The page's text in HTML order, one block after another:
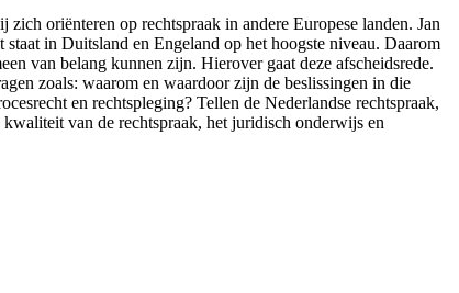
oriënteren op rechtspraak in andere Europese landen. Jan
in Duitsland en Engeland op het hoogste niveau. Daarom
van belang kunnen zijn. Hierover gaat deze afscheidsrede.
zoals: waarom en waardoor zijn de beslissingen in die
en rechtspleging? Tellen de Nederlandse rechtspraak,
van de rechtspraak, het juridisch onderwijs en